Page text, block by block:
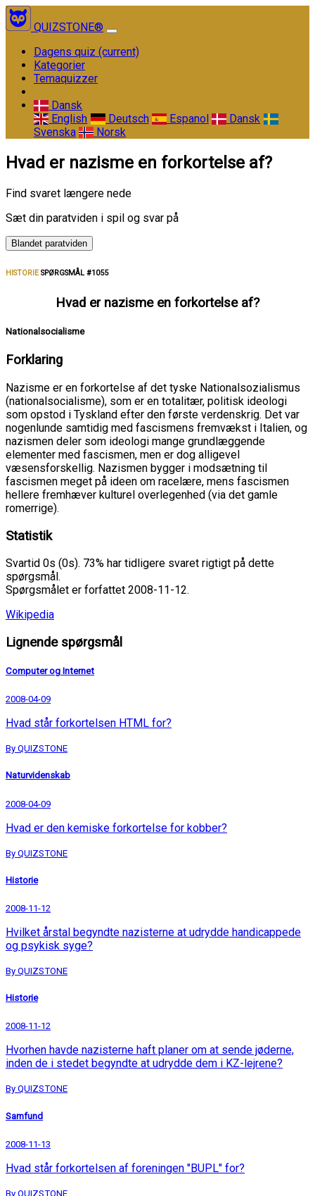
QUIZSTONE®
Dagens quiz (current)
Kategorier
Temaquizzer
Dansk
English
Deutsch Espanol
Dansk
Svenska
Norsk
Hvad er nazisme en forkortelse af?
Find svaret længere nede
Sæt din paratviden i spil og svar på
Blandet paratviden
HISTORIESPØRGSMÅL #1055
Hvad er nazisme en forkortelse af?
Nationalsocialisme
Forklaring
Nazisme er en forkortelse af det tyske Nationalsozialismus
(nationalsocialisme), som er en totalitær, politisk ideologi
som opstod i Tyskland efter den første verdenskrig. Det var
nogenlunde samtidig med fascismens fremvækst i Italien, og
nazismen deler som ideologi mange grundlæggende
elementer med fascismen, men er dog alligevel
væsensforskellig. Nazismen bygger i modsætning til
fascismen meget på ideen om racelære, mens fascismen
hellere fremhæver kulturel overlegenhed (via det gamle
romerrige).
Statistik
Svartid 0s (0s). 73% har tidligere svaret rigtigt på dette
spørgsmål.
Spørgsmålet er forfattet 2008-11-12.
Wikipedia
Lignende spørgsmål
Computer og Internet
2008-04-09
Hvad står forkortelsen HTML for?
By QUIZSTONE
Naturvidenskab
2008-04-09
Hvad er den kemiske forkortelse for kobber?
By QUIZSTONE
Historie
2008-11-12
Hvilket årstal begyndte nazisterne at udrydde handicappede
og psykisk syge?
By QUIZSTONE
Historie
2008-11-12
Hvorhen havde nazisterne haft planer om at sende jøderne,
inden de i stedet begyndte at udrydde dem i KZ-lejrene?
By QUIZSTONE
Samfund
2008-11-13
Hvad står forkortelsen af foreningen "BUPL" for?
By QUIZSTONE